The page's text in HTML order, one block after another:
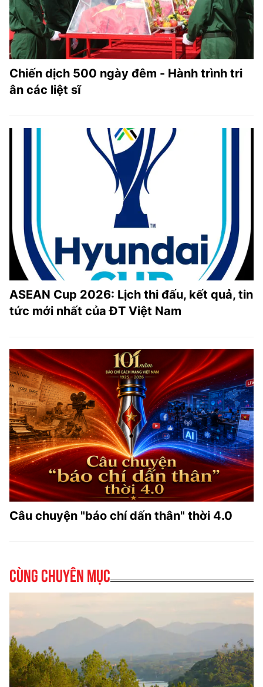
Chiến dịch 500 ngày đêm - Hành trình tri
ân các liệt sĩ
ASEAN Cup 2026: Lịch thi đấu, kết quả, tin
tức mới nhất của ĐT Việt Nam
Câu chuyện "báo chí dấn thân" thời 4.0
Cùng chuyên mục